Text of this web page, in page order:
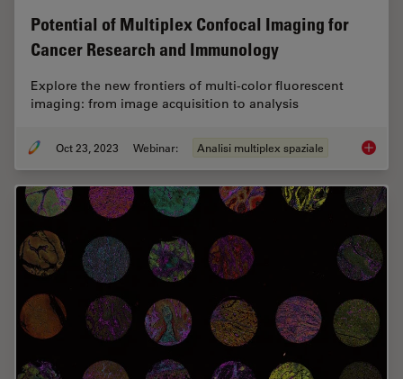
Potential of Multiplex Confocal Imaging for
Cancer Research and Immunology
Explore the new frontiers of multi-color fluorescent
imaging: from image acquisition to analysis
Oct 23, 2023 Webinar: Analisi multiplex spaziale